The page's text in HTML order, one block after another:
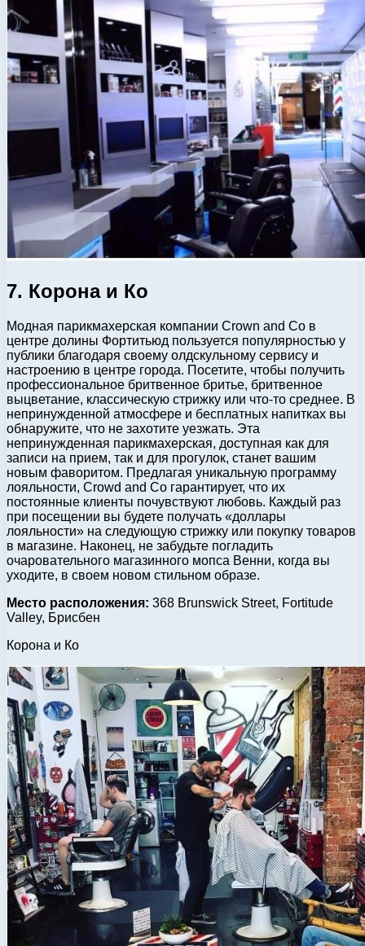
7. Корона и Ко
Модная парикмахерская компании Crown and Co в
центре долины Фортитьюд пользуется популярностью у
публики благодаря своему олдскульному сервису и
настроению в центре города. Посетите, чтобы получить
профессиональное бритвенное бритье, бритвенное
выцветание, классическую стрижку или что-то среднее. В
непринужденной атмосфере и бесплатных напитках вы
обнаружите, что не захотите уезжать. Эта
непринужденная парикмахерская, доступная как для
записи на прием, так и для прогулок, станет вашим
новым фаворитом. Предлагая уникальную программу
лояльности, Crowd and Co гарантирует, что их
постоянные клиенты почувствуют любовь. Каждый раз
при посещении вы будете получать «доллары
лояльности» на следующую стрижку или покупку товаров
в магазине. Наконец, не забудьте погладить
очаровательного магазинного мопса Венни, когда вы
уходите, в своем новом стильном образе.
Место расположения: 368 Brunswick Street, Fortitude
Valley, Брисбен
Корона и Ко